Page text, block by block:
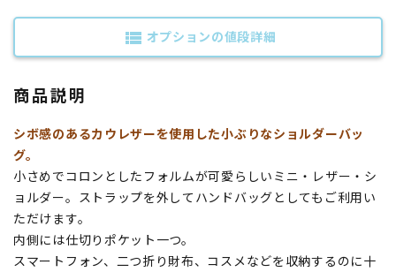
view_list オプションの値段詳細
商品説明
シボ感のあるカウレザーを使用した小ぶりなショルダーバッ
グ。
小さめでコロンとしたフォルムが可愛らしいミニ・レザー・シ
ョルダー。ストラップを外してハンドバッグとしてもご利用い
ただけます。
内側には仕切りポケット一つ。
スマートフォン、二つ折り財布、コスメなどを収納するのに十